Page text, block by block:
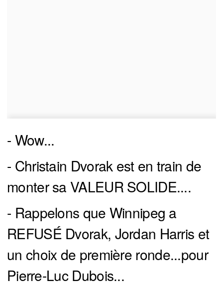
- Wow...
- Christain Dvorak est en train de
monter sa VALEUR SOLIDE....
- Rappelons que Winnipeg a
REFUSÉ Dvorak, Jordan Harris et
un choix de première ronde...pour
Pierre-Luc Dubois...